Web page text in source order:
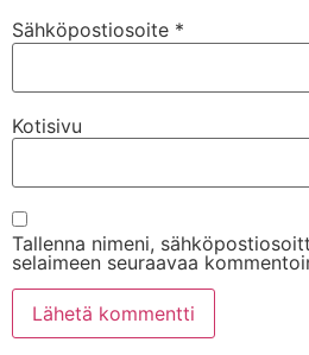
Sähköpostiosoite *
Kotisivu
Tallenna nimeni,
selaimeen seuraavaa